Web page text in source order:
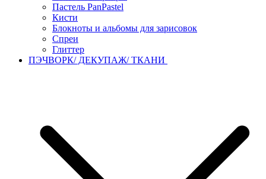
Пастель PanPastel
Кисти
Блокноты и альбомы для зарисовок
Спреи
Глиттер
ПЭЧВОРК/ ДЕКУПАЖ/ ТКАНИ